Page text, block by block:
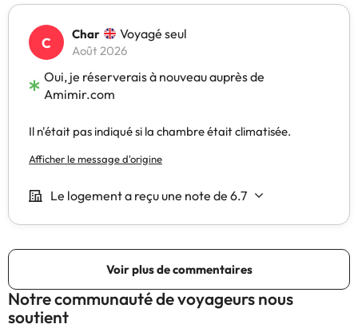
Notre communauté de voyageurs nous
soutient